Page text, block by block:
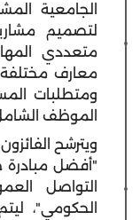
الجامعية
لتصميم
متعددي
معارف
ومتطلبات
الموظف
ويترشح
"أفضل
التواصل
الحكومي"،